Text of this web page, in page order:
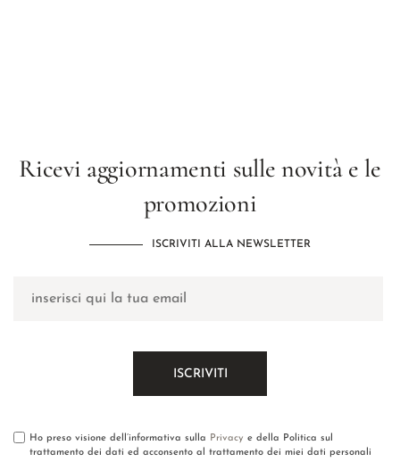
Ricevi aggiornamenti sulle novità e le
promozioni
ISCRIVITI ALLA NEWSLETTER
Ho preso visione dell’informativa sulla Privacy e della Politica sul
trattamento dei dati ed acconsento al trattamento dei miei dati personali